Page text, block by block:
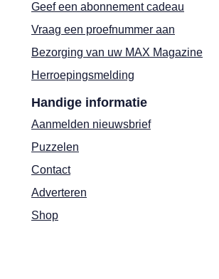
Geef een abonnement cadeau
Vraag een proefnummer aan
Bezorging van uw MAX Magazine
Herroepingsmelding
Handige informatie
Aanmelden nieuwsbrief
Puzzelen
Contact
Adverteren
Shop